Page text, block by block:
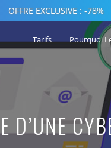
Tarifs Pourquoi
D’UNE